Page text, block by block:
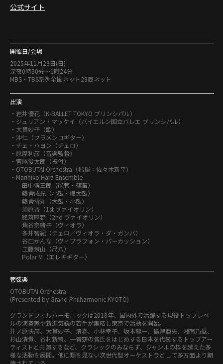
公式サイト
開催日/会場
2025年11月23日(日)
深夜0時30分〜1時24分
MBS・TBS系列全国ネット28局ネット
出演
・岩井優花（K-BALLET TOKYO プリンシパル）
・ジュリアン・マッケイ（バイエルン国立バレエ プリンシパル）
・大貫妙子（歌）
・沖仁（フラメンコギター）
・チェ・ハヨン（チェロ）
・原摩利彦（音楽監督）
・宮尾俊太郎（振付）
・OTOBUTAI Orchestra（指揮：佐々木新平）
・Marihiko Hara Ensemble
田中傳三郎（能管・篠笛）
藤舎成光（小鼓・締太鼓）
藤舎雪丸（大鼓・小鼓）
須原杏（1st ヴァイオリン）
銘苅麻野（2nd ヴァイオリン）
角谷奈緒子（ヴィオラ）
多井智紀（チェロ／ヴィオラ・ダ・ガンバ）
谷口かんな（ヴィブラフォン・パーカッション）
工藤煉山（尺八）
Polar M（エレキギター）
管弦楽
OTOBUTAI Orchestra
(Presented by Grand Philharmonic KYOTO)
グランドフィルハーモニックは2018年、国内外で活躍する現役トップレベ
ルの演奏家や新進気鋭の若手が集結し東京で活動を開始。
井ノ原快彦、大貫妙子、清春、小林幸子、坂本龍一、島津亜矢、湘南乃風、
杉山清貴、谷村新司、一青窈の各氏をはじめする日本を代表するトップアー
ティストと共演するなど、クラシックのみならず、ジャンルの枠を越えた多
様な活動を展開。他に類を見ない次世代型オーケストラとして多方面より期